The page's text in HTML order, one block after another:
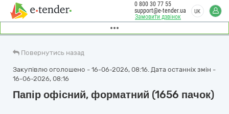
Замовити дзвінок
0 800 30 77 55
support@e-tender.ua
UK
Повернутись назад
Закупівлю оголошено - 16-06-2026, 08:16. Дата останніх змін -
16-06-2026, 08:16
Папір офісний, форматний (1656 пачок)